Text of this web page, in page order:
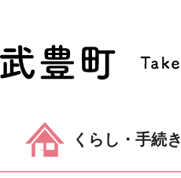
くらし・手続き